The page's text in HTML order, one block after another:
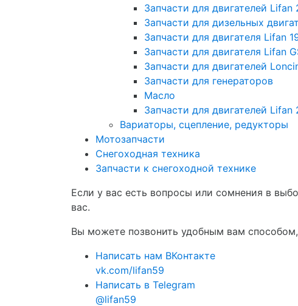
Запчасти для двигателей Lifan
Запчасти для дизельных
Запчасти для двигателя Lifan
Запчасти для двигателя Lifan
Запчасти для двигателей
Запчасти для генераторов
Масло
Запчасти для двигателей Lifan
Вариаторы, сцепление, редукторы
Мотозапчасти
Снегоходная техника
Запчасти к снегоходной технике
Если у вас есть вопросы или сомнения в
вас.
Вы можете позвонить удобным вам
Написать нам ВКонтакте
vk.com/lifan59
Написать в Telegram
@lifan59